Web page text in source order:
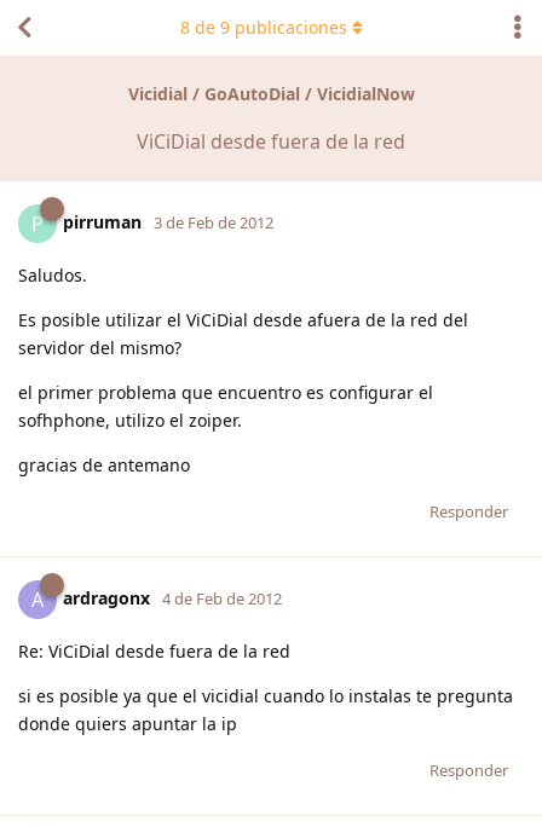
Vicidial / GoAutoDial / VicidialNow
ViCiDial desde fuera de la red
8de 9publicaciones
P pirruman 3 de Feb de 2012
Saludos.
Es posible utilizar el ViCiDial desde afuera de la red del
servidor del mismo?
el primer problema que encuentro es configurar el
sofhphone, utilizo el zoiper.
gracias de antemano
Responder
A ardragonx 4 de Feb de 2012
Re: ViCiDial desde fuera de la red
si es posible ya que el vicidial cuando lo instalas te pregunta
donde quiers apuntar la ip
Responder